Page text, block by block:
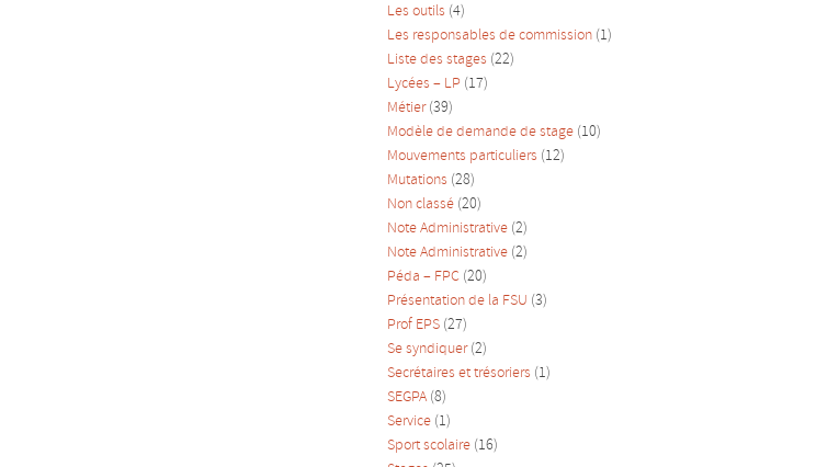
Les outils (4)
Les responsables de commission (1)
Liste des stages (22)
Lycées – LP (17)
Métier(39)
Modèle de demande de stage (10)
Mouvements particuliers (12)
Mutations (28)
Non classé (20)
Note Administrative (2)
Note Administrative (2)
Péda – FPC (20)
Présentation de la FSU (3)
Prof EPS (27)
Se syndiquer(2)
Secrétaires et trésoriers (1)
SEGPA (8)
Service (1)
Sport scolaire (16)